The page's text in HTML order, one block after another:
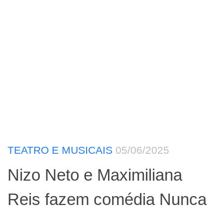
TEATRO E MUSICAIS 05/06/2025
Nizo Neto e Maximiliana
Reis fazem comédia Nunca